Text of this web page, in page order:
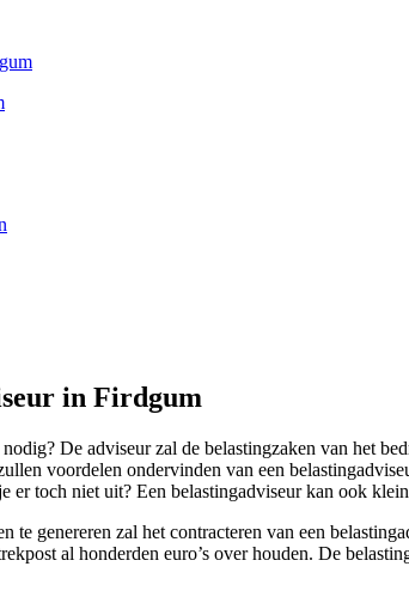
in Firdgum
De adviseur zal de belastingzaken van het
voordelen ondervinden van een
toch niet uit? Een belastingadviseur kan ook
te genereren zal het contracteren van een
al honderden euro’s over houden. De